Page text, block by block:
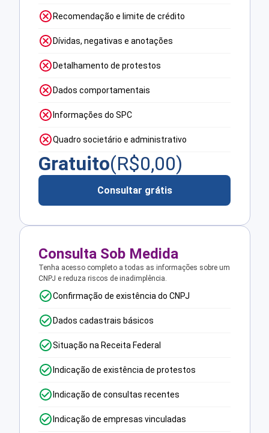
Recomendação e limite de crédito
Dívidas, negativas e anotações
Detalhamento de protestos
Dados comportamentais
Informações do SPC
Quadro societário e administrativo
Gratuito(R$0,00)
Consultar grátis
Consulta Sob Medida
Tenha acesso completo a todas as informações sobre um
CNPJ e reduza riscos de inadimplência.
Confirmação de existência do CNPJ
Dados cadastrais básicos
Situação na Receita Federal
Indicação de existência de protestos
Indicação de consultas recentes
Indicação de empresas vinculadas